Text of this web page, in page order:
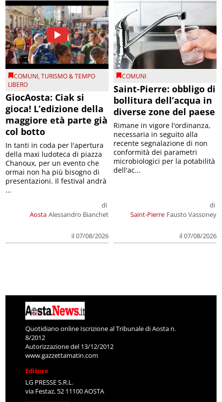
COMUNI,TURISMO & TEMPO
LIBERO
GiocAosta: Ciak si
gioca! L’edizione della
maggiore età parte già
col botto
Aosta
di
Alessandro Bianchet
il 07/08/2026
In tanti in coda per l'apertura
della maxi ludoteca di piazza
Chanoux, per un evento che
ormai non ha più bisogno di
presentazioni. Il festival andrà
...
COMUNI
Saint-Pierre: obbligo di
bollitura dell’acqua in
diverse zone del paese
Saint-Pierre
di
Fausto Vassoney
il 07/08/2026
Rimane in vigore l'ordinanza,
necessaria in seguito alla
recente segnalazione di non
conformità dei parametri
microbiologici per la potabilità
dell'ac...
Quotidiano online Iscrizione al Tribunale di Aosta n.
8/2012
Autorizzazione del 13/12/2012
www.gazzettamatin.com
Editore
LG PRESSE S.R.L.
via Festaz, 52 11100 AOSTA